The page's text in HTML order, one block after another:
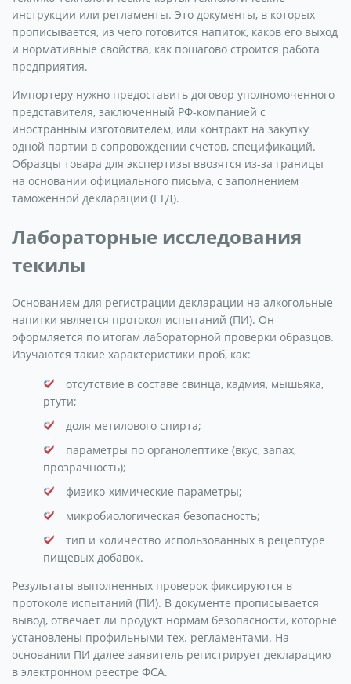
инструкции или регламенты. Это документы, в которых
прописывается, из чего готовится напиток, каков его выход
и нормативные свойства, как пошагово строится работа
предприятия.
Импортеру нужно предоставить договор уполномоченного
представителя, заключенный РФ-компанией с
иностранным изготовителем, или контракт на закупку
одной партии в сопровождении счетов, спецификаций.
Образцы товара для экспертизы ввозятся из-за границы
на основании официального письма, с заполнением
таможенной декларации (ГТД).
Лабораторные исследования
текилы
Основанием для регистрации декларации на алкогольные
напитки является протокол испытаний (ПИ). Он
оформляется по итогам лабораторной проверки образцов.
Изучаются такие характеристики проб, как:
отсутствие в составе свинца, кадмия, мышьяка,
ртути;
доля метилового спирта;
параметры по органолептике (вкус, запах,
прозрачность);
физико-химические параметры;
микробиологическая безопасность;
тип и количество использованных в рецептуре
пищевых добавок.
Результаты выполненных проверок фиксируются в
протоколе испытаний (ПИ). В документе прописывается
вывод, отвечает ли продукт нормам безопасности, которые
установлены профильными тех. регламентами. На
основании ПИ далее заявитель регистрирует декларацию
в электронном реестре ФСА.